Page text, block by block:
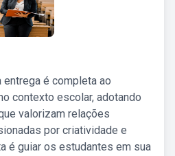
entrega é completa ao
contexto escolar, adotando
valorizam relações
por criatividade e
é guiar os estudantes em sua